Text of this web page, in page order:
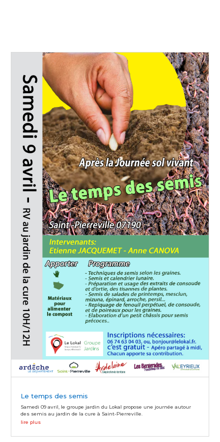
Le temps des semis
Samedi 09 avril, le groupe jardin du Lokal propose une journée autour
des semis au jardin de la cure à Saint-Pierreville.
lire plus